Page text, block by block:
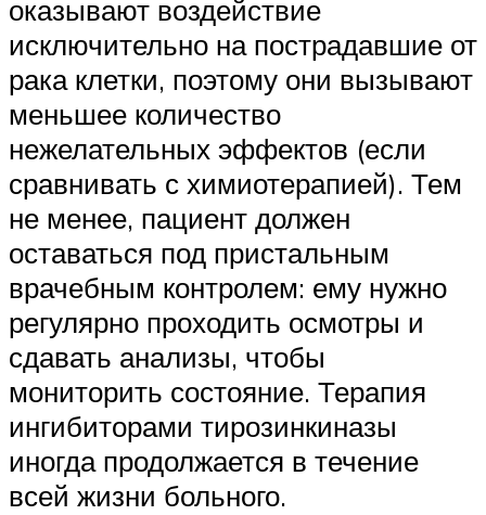
оказывают воздействие
исключительно на пострадавшие от
рака клетки, поэтому они вызывают
меньшее количество
нежелательных эффектов (если
сравнивать с химиотерапией). Тем
не менее, пациент должен
оставаться под пристальным
врачебным контролем: ему нужно
регулярно проходить осмотры и
сдавать анализы, чтобы
мониторить состояние. Терапия
ингибиторами тирозинкиназы
иногда продолжается в течение
всей жизни больного.